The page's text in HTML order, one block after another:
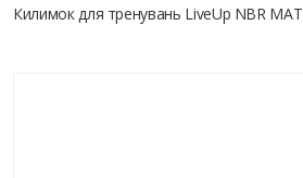
Килимок для тренувань LiveUp NBR MAT